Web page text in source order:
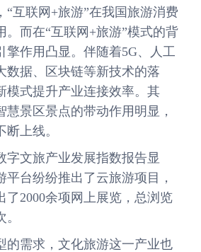
联网+旅游”在我国旅游消费
。而在“互联网+旅游”模式的背
擎作用凸显。伴随着5G、人工
数据、区块链等新技术的落
模式提升产业连接效率。其
慧景区景点的带动作用明显，
上线。
文旅产业发展指数报告显
平台纷纷推出了云旅游项目，
了2000余项网上展览，总浏览
需求，文化旅游这一产业也